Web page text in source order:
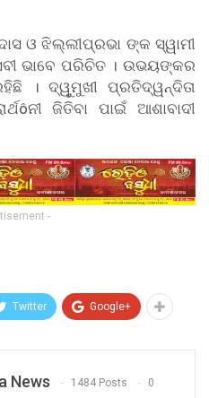
ଓ ଝିଲ୍ଲୀପ୍ରଭା ଙ୍କ ସ୍ୱାମୀ
ଭାବେ ପରିଚିତ । ଉଭୟଙ୍କର
। ଦ୍ୱୁମୁଖୀ ପ୍ରତିଦ୍ୱନ୍ଦିତା
ଜିତିବା ପାଇଁ ଆଶାବାଦୀ
-
Twitter Google+
News 1484 Posts 0